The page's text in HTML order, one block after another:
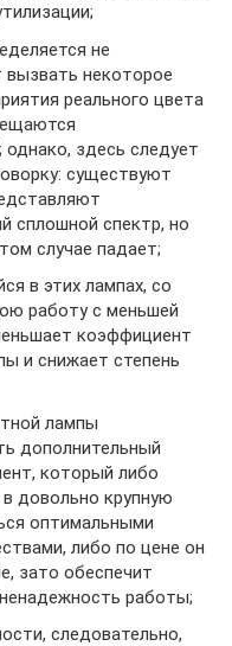
не
некоторое
реального цвета
здесь следует
существуют
сплошной спектр, но
случае падает;
в этих лампах, со
работу с меньшей
коэффициент
и снижает степень
лампы
дополнительный
который либо
довольно крупную
оптимальными
либо по цене он
зато обеспечит
работы;
следовательно,